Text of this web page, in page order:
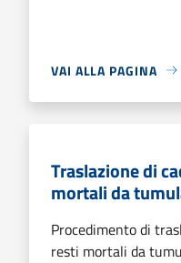
VAI ALLA PAGINA
Traslazione di
mortali da
Procedimento di
resti mortali da